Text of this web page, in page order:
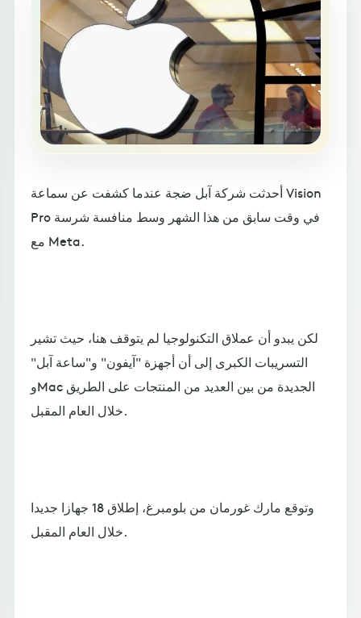
أحدثت شركة آبل ضجة عندما كشفت عن سماعة Vision
Pro في وقت سابق من هذا الشهر وسط منافسة شرسة
مع Meta.
لكن يبدو أن عملاق التكنولوجيا لم يتوقف هنا، حيث تشير
التسريبات الكبرى إلى أن أجهزة "آيفون" و"ساعة آبل"
وMac الجديدة من بين العديد من المنتجات على الطريق
خلال العام المقبل.
وتوقع مارك غورمان من بلومبرغ، إطلاق 18 جهازا جديدا
خلال العام المقبل.